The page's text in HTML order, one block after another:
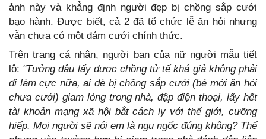
ảnh này và khẳng định người đẹp bị chồng sắp cưới
bạo hành. Được biết, cả 2 đã tổ chức lễ ăn hỏi nhưng
vẫn chưa có một đám cưới chính thức.
Trên trang cá nhân, người bạn của nữ người mẫu tiết
lộ: "Tưởng đâu lấy được chồng tử tế khá giả không phải
đi làm cực nữa, ai dè bị chồng sắp cưới (bé mới ăn hỏi
chưa cưới) giam lỏng trong nhà, đập điện thoại, lấy hết
tài khoản mạng xã hội bắt cách ly với thế giới, cưỡng
hiếp. Mọi người sẽ nói em là ngu ngốc đúng không? Thế